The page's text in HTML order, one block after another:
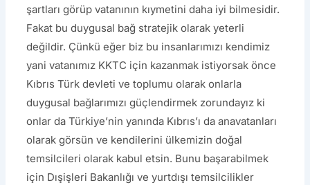
şartları görüp vatanının kıymetini daha iyi bilmesidir.
Fakat bu duygusal bağ stratejik olarak yeterli
değildir. Çünkü eğer biz bu insanlarımızı kendimiz
yani vatanımız KKTC için kazanmak istiyorsak önce
Kıbrıs Türk devleti ve toplumu olarak onlarla
duygusal bağlarımızı güçlendirmek zorundayız ki
onlar da Türkiye’nin yanında Kıbrıs’ı da anavatanları
olarak görsün ve kendilerini ülkemizin doğal
temsilcileri olarak kabul etsin. Bunu başarabilmek
için Dışişleri Bakanlığı ve yurtdışı temsilcilikler